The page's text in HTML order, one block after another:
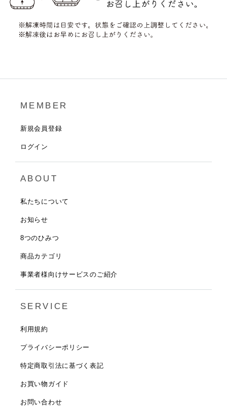
MEMBER
新規会員登録
ログイン
ABOUT
私たちについて
お知らせ
8つのひみつ
商品カテゴリ
事業者様向けサービスのご紹介
SERVICE
利用規約
プライバシーポリシー
特定商取引法に基づく表記
お買い物ガイド
お問い合わせ